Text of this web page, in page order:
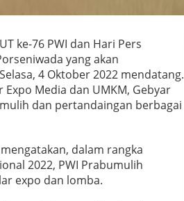
ke-76 PWI dan Hari Pers
yang akan
4 Oktober 2022 mendatang.
Media dan UMKM, Gebyar
dan pertandaingan berbagai
dalam rangka
2022, PWI Prabumulih
expo dan lomba.